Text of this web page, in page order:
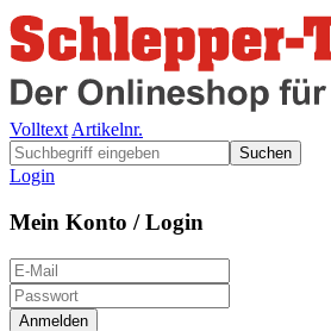
Volltext Artikelnr.
Suchen
Login
Mein Konto / Login